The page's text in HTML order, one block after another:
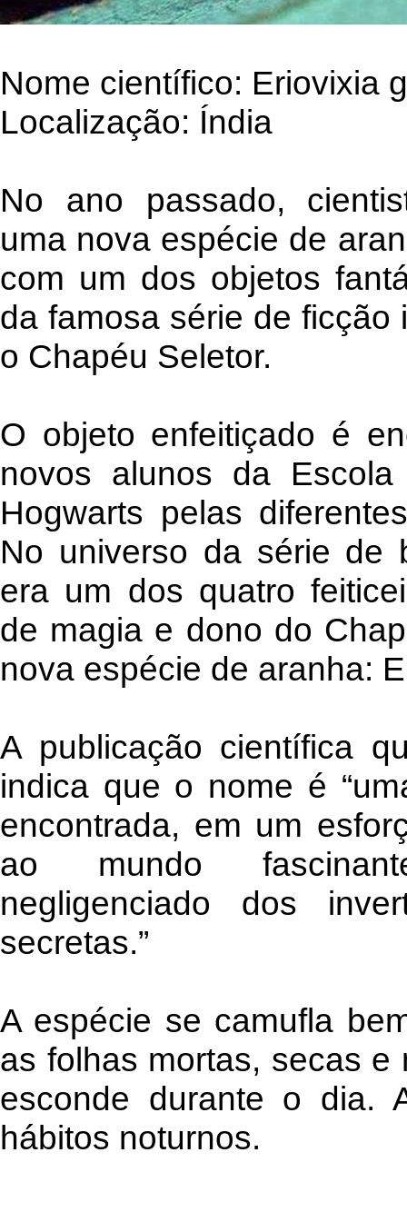
Nome científico: Eriovixia
Localização: Índia
No ano passado,
uma nova espécie de
com um dos objetos
da famosa série de ficção
o Chapéu Seletor.
O objeto enfeitiçado é
novos alunos da
Hogwarts pelas
No universo da série de
era um dos quatro
de magia e dono do
nova espécie de aranha:
A publicação científica
indica que o nome é
encontrada, em um
ao mundo
negligenciado dos
secretas.”
A espécie se camufla
as folhas mortas, secas
esconde durante o dia.
hábitos noturnos.